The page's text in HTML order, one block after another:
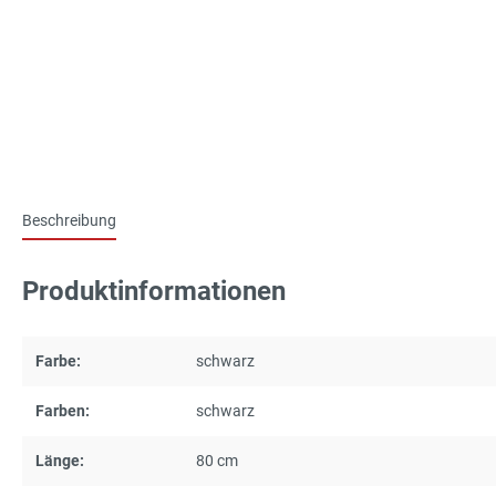
Beschreibung
Produktinformationen
Farbe: schwarz
Farben: schwarz
Länge: 80 cm